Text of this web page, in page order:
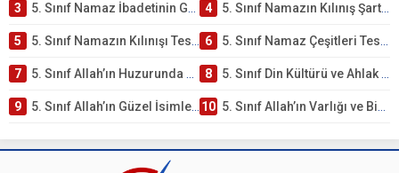
3 5. Sınıf Namaz İbadetinin Getirdiği Faydalar Testi 4 5. Sınıf Namazın Kılınış Şartları Testi
5 5. Sınıf Namazın Kılınışı Testi – Online Çöz 6 5. Sınıf Namaz Çeşitleri Testi – Online Çöz
7 5. Sınıf Allah’ın Huzurunda Olmak – Namaz İbadeti Testi 8 5. Sınıf Din Kültürü ve Ahlak Bilgisi 1. Ünite: Allah İnancı Çalışmaları
9 5. Sınıf Allah’ın Güzel İsimleri Testi – Online Çöz 10 5. Sınıf Allah’ın Varlığı ve Birliği Testi – Online Çöz